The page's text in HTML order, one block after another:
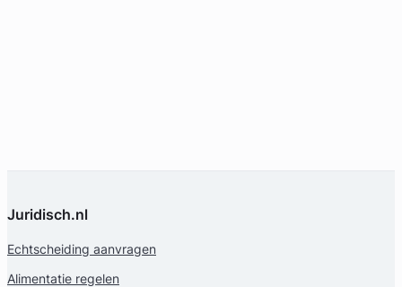
Juridisch.nl
Echtscheiding aanvragen
Alimentatie regelen